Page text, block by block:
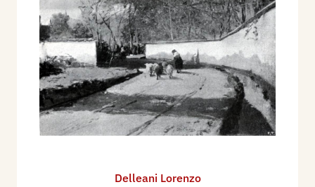
Delleani Lorenzo